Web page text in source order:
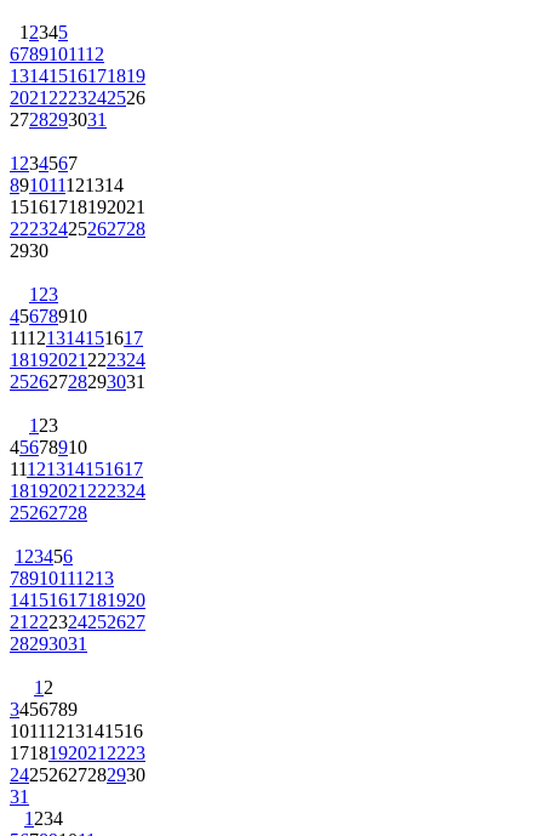
1 2345
6789101112
13141516171819
2021 2223242526
2728293031
1 234567
891011121314
15161718192021
22232425262728
2930
1 23
45678910
11121314151617
18192021 222324
25262728293031
1 23
45678910
11121314151617
18192021 222324
25262728
1 23456
78910111213
14151617181920
21 222324252627
28293031
1 2
3456789
10111213141516
1718192021 2223
24252627282930
31
1 234